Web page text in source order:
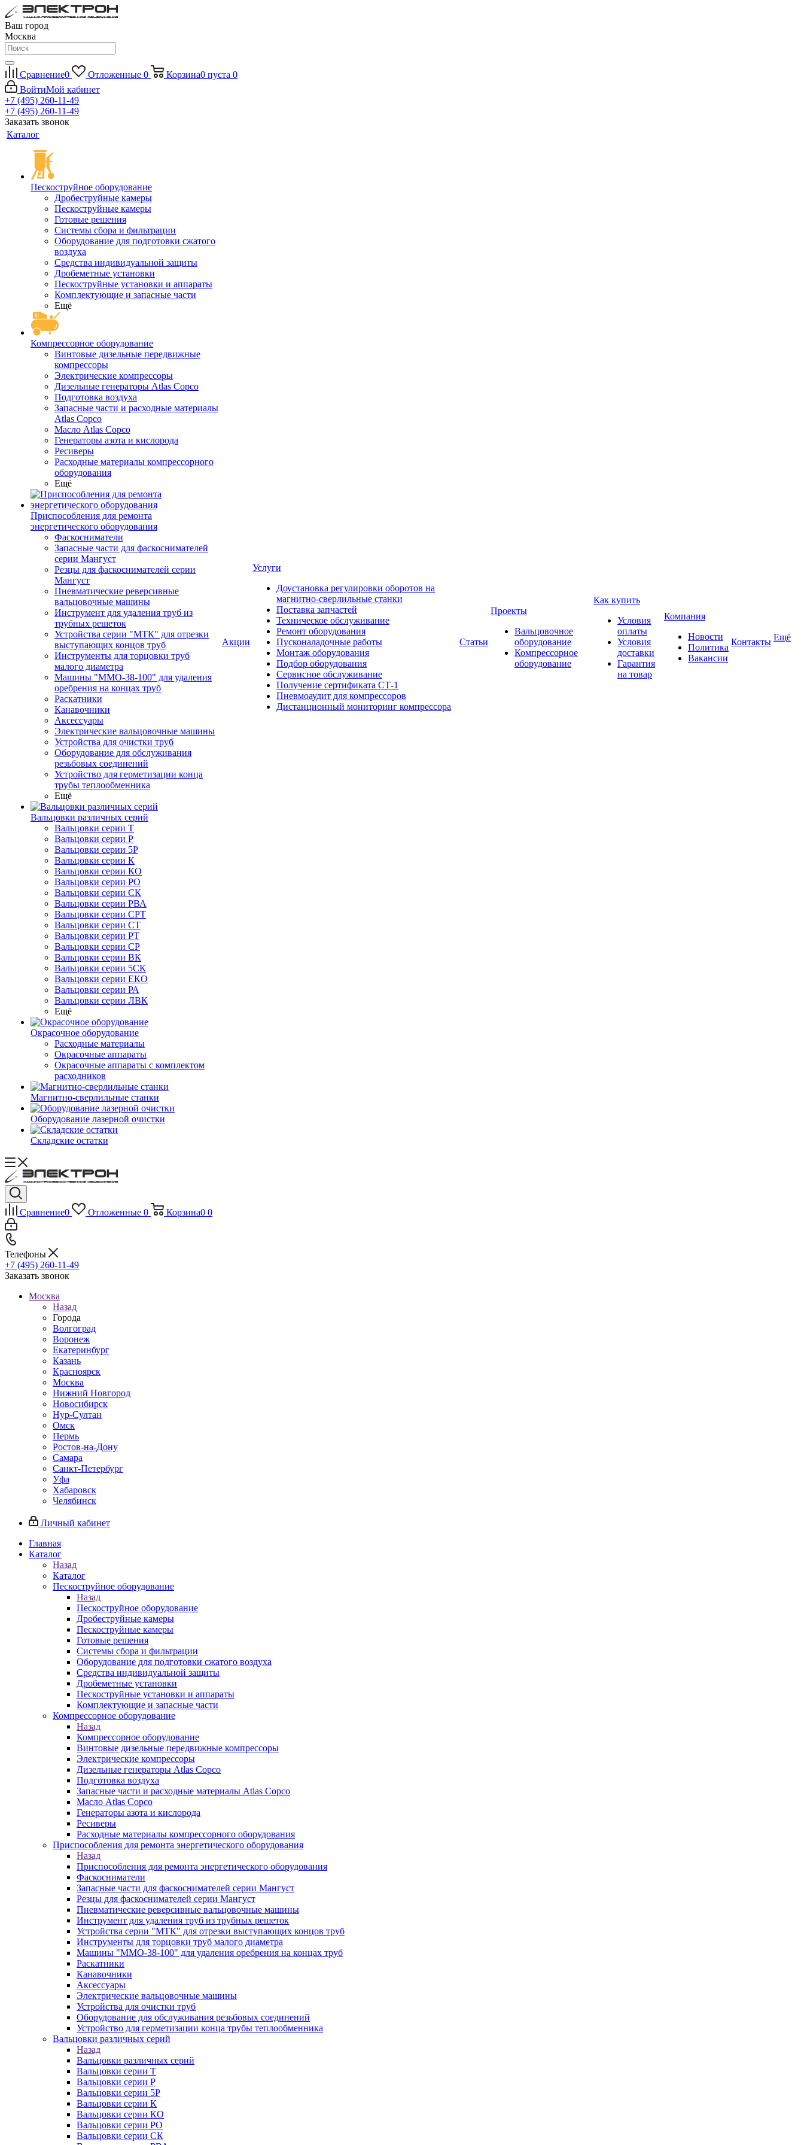
Ваш город
Москва
Сравнение0 Отложенные 0 Корзина0 пуста 0
ВойтиМой кабинет
+7 (495) 260-11-49
+7 (495) 260-11-49
Заказать звонок
Каталог
Пескоструйное оборудование
Дробеструйные камеры
Пескоструйные камеры
Готовые решения
Системы сбора и фильтрации
Оборудование для подготовки сжатого
воздуха
Средства индивидуальной защиты
Дробеметные установки
Пескоструйные установки и аппараты
Комплектующие и запасные части
Ещё
Компрессорное оборудование
Винтовые дизельные передвижные
компрессоры
Электрические компрессоры
Дизельные генераторы Atlas Copco
Подготовка воздуха
Запасные части и расходные материалы
Atlas Copco
Масло Atlas Copco
Генераторы азота и кислорода
Ресиверы
Расходные материалы компрессорного
оборудования
Ещё
Приспособления для ремонта
энергетического оборудования
Фаскосниматели
Запасные части для фаскоснимателей
серии Мангуст
Резцы для фаскоснимателей серии
Мангуст
Пневматические реверсивные
вальцовочные машины
Инструмент для удаления труб из
трубных решеток
Устройства серии "МТК" для отрезки
выступающих концов труб
Инструменты для торцовки труб
малого диаметра
Машины "ММО-38-100" для удаления
оребрения на концах труб
Раскатники
Канавочники
Аксессуары
Электрические вальцовочные машины
Устройства для очистки труб
Оборудование для обслуживания
резьбовых соединений
Устройство для герметизации конца
трубы теплообменника
Ещё
Вальцовки различных серий
Вальцовки серии Т
Вальцовки серии Р
Вальцовки серии 5Р
Вальцовки серии К
Вальцовки серии КО
Вальцовки серии РО
Вальцовки серии СК
Вальцовки серии РВА
Вальцовки серии СРТ
Вальцовки серии СТ
Вальцовки серии РТ
Вальцовки серии СР
Вальцовки серии ВК
Вальцовки серии 5СК
Вальцовки серии ЕКО
Вальцовки серии РА
Вальцовки серии ЛВК
Ещё
Окрасочное оборудование
Расходные материалы
Окрасочные аппараты
Окрасочные аппараты с комплектом
расходников
Магнитно-сверлильные станки
Оборудование лазерной очистки
Складские остатки
Акции
Услуги
Доустановка регулировки оборотов на
магнитно-сверлильные станки
Поставка запчастей
Техническое обслуживание
Ремонт оборудования
Пусконаладочные работы
Монтаж оборудования
Подбор оборудования
Сервисное обслуживание
Получение сертификата СТ-1
Пневмоаудит для компрессоров
Дистанционный мониторинг компрессора
Статьи
Проекты
Вальцовочное
оборудование
Компрессорное
оборудование
Как купить
Условия
оплаты
Условия
доставки
Гарантия
на товар
Компания
Новости
Политика
Вакансии
Контакты Ещё
Сравнение0 Отложенные 0 Корзина0 0
Телефоны
+7 (495) 260-11-49
Заказать звонок
Москва
Назад
Города
Волгоград
Воронеж
Екатеринбург
Казань
Красноярск
Москва
Нижний Новгород
Новосибирск
Нур-Султан
Омск
Пермь
Ростов-на-Дону
Самара
Санкт-Петербург
Уфа
Хабаровск
Челябинск
Личный кабинет
Главная
Каталог
Назад
Каталог
Пескоструйное оборудование
Назад
Пескоструйное оборудование
Дробеструйные камеры
Пескоструйные камеры
Готовые решения
Системы сбора и фильтрации
Оборудование для подготовки сжатого воздуха
Средства индивидуальной защиты
Дробеметные установки
Пескоструйные установки и аппараты
Комплектующие и запасные части
Компрессорное оборудование
Назад
Компрессорное оборудование
Винтовые дизельные передвижные компрессоры
Электрические компрессоры
Дизельные генераторы Atlas Copco
Подготовка воздуха
Запасные части и расходные материалы Atlas Copco
Масло Atlas Copco
Генераторы азота и кислорода
Ресиверы
Расходные материалы компрессорного оборудования
Приспособления для ремонта энергетического оборудования
Назад
Приспособления для ремонта энергетического оборудования
Фаскосниматели
Запасные части для фаскоснимателей серии Мангуст
Резцы для фаскоснимателей серии Мангуст
Пневматические реверсивные вальцовочные машины
Инструмент для удаления труб из трубных решеток
Устройства серии "МТК" для отрезки выступающих концов труб
Инструменты для торцовки труб малого диаметра
Машины "ММО-38-100" для удаления оребрения на концах труб
Раскатники
Канавочники
Аксессуары
Электрические вальцовочные машины
Устройства для очистки труб
Оборудование для обслуживания резьбовых соединений
Устройство для герметизации конца трубы теплообменника
Вальцовки различных серий
Назад
Вальцовки различных серий
Вальцовки серии Т
Вальцовки серии Р
Вальцовки серии 5Р
Вальцовки серии К
Вальцовки серии КО
Вальцовки серии РО
Вальцовки серии СК